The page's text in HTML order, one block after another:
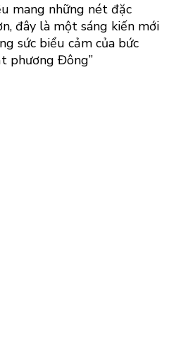
mang những nét đặc
đây là một sáng kiến mới
sức biểu cảm của bức
phương Đông”